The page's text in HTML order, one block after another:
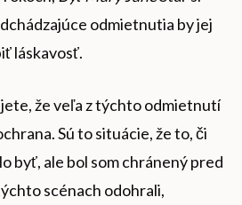
odmietnutia by jej
láskavosť.
že veľa z týchto odmietnutí
Sú to situácie, že to, či
byť, ale bol som chránený pred
scénach odohrali,